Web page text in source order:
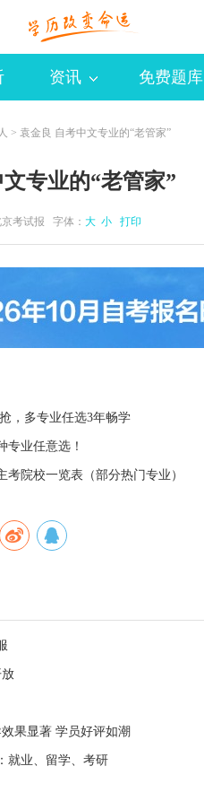
资讯 免费题库
> 袁金良 自考中文专业的“老管家”
专业的“老管家”
考试报 字体： 大 小 打印
，多专业任选3年畅学
专业任意选！
考院校一览表（部分热门专业）
果显著 学员好评如潮
就业、留学、考研